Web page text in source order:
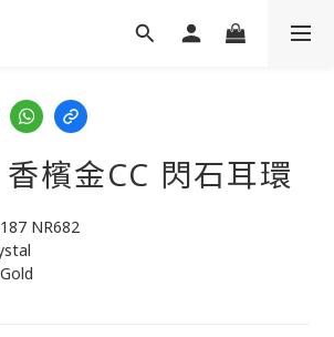
檳金CC 閃石耳環
NR682